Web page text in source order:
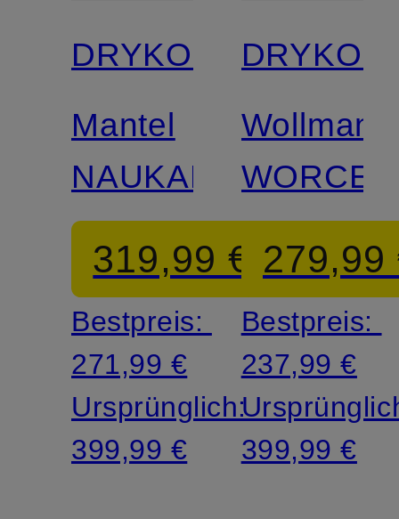
DRYKORN
Mantel
NAUKANO
319,99 €
Bestpreis:
271,99 €
Ursprünglich:
399,99 €
279,99
Bestpreis:
237,99 €
399,99 €